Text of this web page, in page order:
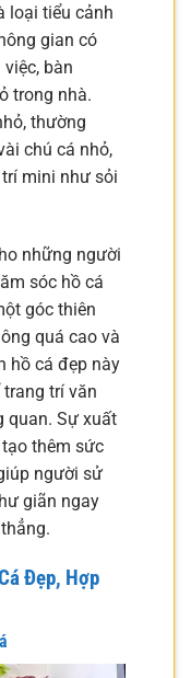
loại tiểu cảnh
gian có
bàn
trong nhà.
thường
chú cá nhỏ,
mini như sỏi
những người
sóc hồ cá
góc thiên
quá cao và
hồ cá đẹp này
trí văn
quan. Sự xuất
thêm sức
người sử
giãn ngay
Đẹp, Hợp